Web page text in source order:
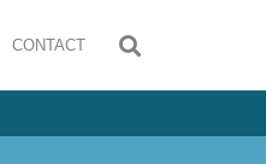
CONTACT